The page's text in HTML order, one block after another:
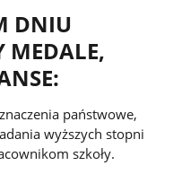
DNIU
MEDALE,
państwowe,
wyższych stopni
szkoły.